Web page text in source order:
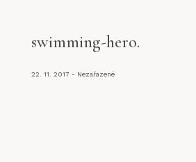
swimming-hero
22. 11. 2017 Nezařazené